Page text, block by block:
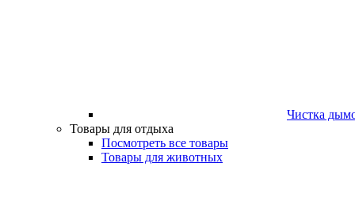
Чистка
Товары для отдыха
Посмотреть все товары
Товары для животных